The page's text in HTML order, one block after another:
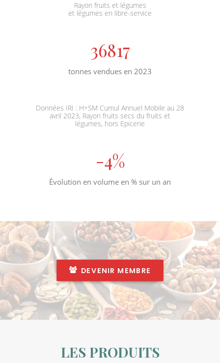
Rayon fruits et légumes
et légumes en libre-service
36817
tonnes vendues en 2023
Données IRI : H+SM Cumul Annuel Mobile au 28
avril 2023, Rayon fruits secs du fruits et
légumes, hors Epicerie
-4%
Évolution en volume en % sur un an
DEVENIR MEMBRE
LES PRODUITS